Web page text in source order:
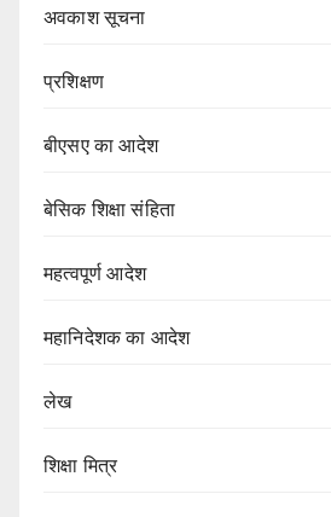
अवकाश सूचना
प्रशिक्षण
बीएसए का आदेश
बेसिक शिक्षा संहिता
महत्वपूर्ण आदेश
महानिदेशक का आदेश
लेख
शिक्षा मित्र